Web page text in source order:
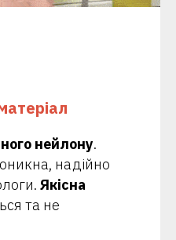
нейлону.
надійно
Якісна
та не